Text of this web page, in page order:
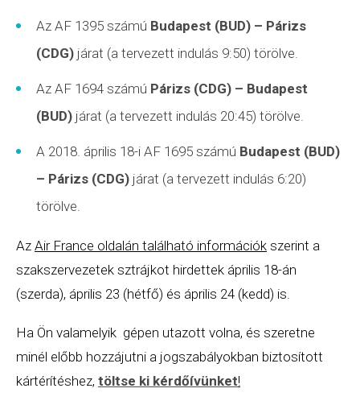
Az AF 1395 számú Budapest (BUD) – Párizs
(CDG) járat (a tervezett indulás 9:50) törölve.
Az AF 1694 számú Párizs (CDG) – Budapest
(BUD) járat (a tervezett indulás 20:45) törölve.
A 2018. április 18-i AF 1695 számú Budapest (BUD)
– Párizs (CDG) járat (a tervezett indulás 6:20)
törölve.
Az Air France oldalán található információk szerint a
szakszervezetek sztrájkot hirdettek április 18-án
(szerda), április 23 (hétfő) és április 24 (kedd) is.
Ha Ön valamelyik gépen utazott volna, és szeretne
minél előbb hozzájutni a jogszabályokban biztosított
kártérítéshez, töltse ki kérdőívünket!